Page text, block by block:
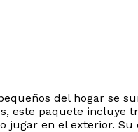
del hogar se
este paquete incluye
en el exterior.